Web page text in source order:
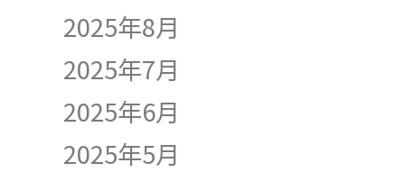
2025年8月
2025年7月
2025年6月
2025年5月